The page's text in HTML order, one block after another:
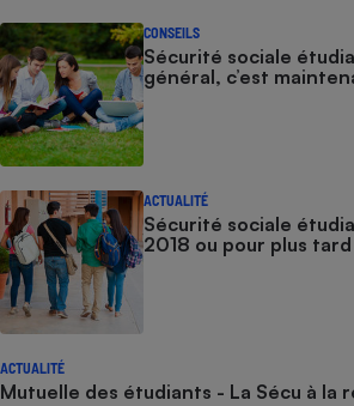
CONSEILS
Sécurité sociale
général, c’est
ACTUALITÉ
Sécurité sociale
2018 ou pour plus
ACTUALITÉ
Mutuelle des étudiants - La Sécu à la